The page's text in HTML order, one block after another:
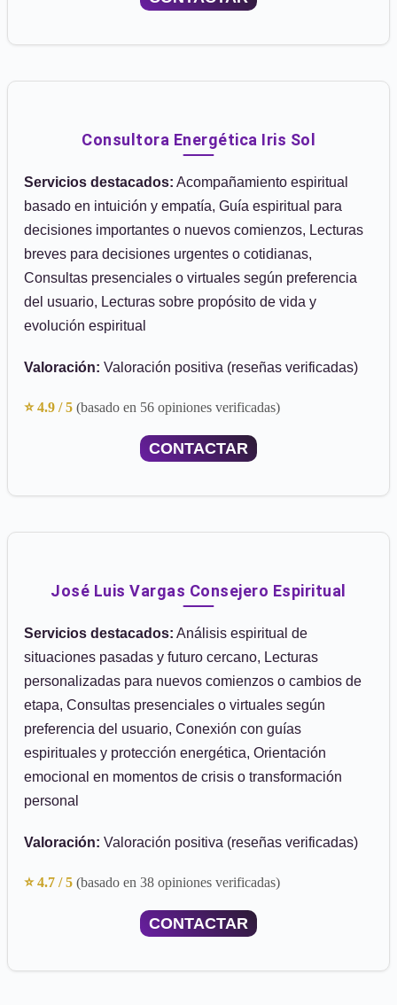
Consultora Energética Iris Sol
Servicios destacados: Acompañamiento espiritual
basado en intuición y empatía, Guía espiritual para
decisiones importantes o nuevos comienzos, Lecturas
breves para decisiones urgentes o cotidianas,
Consultas presenciales o virtuales según preferencia
del usuario, Lecturas sobre propósito de vida y
evolución espiritual
Valoración: Valoración positiva (reseñas verificadas)
⭐ 4.9 / 5 (basado en 56 opiniones verificadas)
CONTACTAR
José Luis Vargas Consejero Espiritual
Servicios destacados: Análisis espiritual de
situaciones pasadas y futuro cercano, Lecturas
personalizadas para nuevos comienzos o cambios de
etapa, Consultas presenciales o virtuales según
preferencia del usuario, Conexión con guías
espirituales y protección energética, Orientación
emocional en momentos de crisis o transformación
personal
Valoración: Valoración positiva (reseñas verificadas)
⭐ 4.7 / 5 (basado en 38 opiniones verificadas)
CONTACTAR